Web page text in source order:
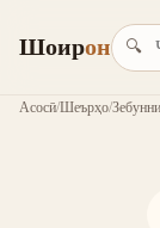
Шоирон 🔍
Асосӣ/Шеърҳо/